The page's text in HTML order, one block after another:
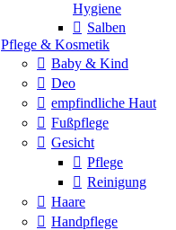
Hygiene
Salben
Pflege & Kosmetik
Baby & Kind
Deo
empfindliche Haut
Fußpflege
Gesicht
Pflege
Reinigung
Haare
Handpflege